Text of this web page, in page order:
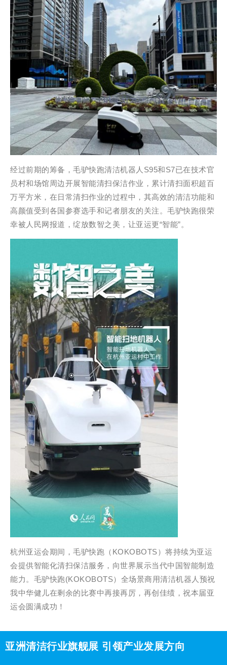
经过前期的筹备，毛驴快跑清洁机器人S95和S7已在技术官
员村和场馆周边开展智能清扫保洁作业，累计清扫面积超百
万平方米，在日常清扫作业的过程中，其高效的清洁功能和
高颜值受到各国参赛选手和记者朋友的关注。毛驴快跑很荣
幸被人民网报道，绽放数智之美，让亚运更“智能”。
杭州亚运会期间，毛驴快跑（KOKOBOTS）将持续为亚运
会提供智能化清扫保洁服务，向世界展示当代中国智能制造
能力。毛驴快跑(KOKOBOTS）全场景商用清洁机器人预祝
我中华健儿在剩余的比赛中再接再厉，再创佳绩，祝本届亚
运会圆满成功！
亚洲清洁行业旗舰展 引领产业发展方向